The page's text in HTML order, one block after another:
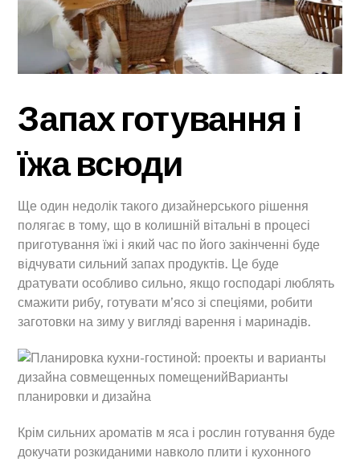
Запах готування і
їжа всюди
Ще один недолік такого дизайнерського рішення
полягає в тому, що в колишній вітальні в процесі
приготування їжі і який час по його закінченні буде
відчувати сильний запах продуктів. Це буде
дратувати особливо сильно, якщо господарі люблять
смажити рибу, готувати м’ясо зі спеціями, робити
заготовки на зиму у вигляді варення і маринадів.
Крім сильних ароматів м яса і рослин готування буде
докучати розкиданими навколо плити і кухонного